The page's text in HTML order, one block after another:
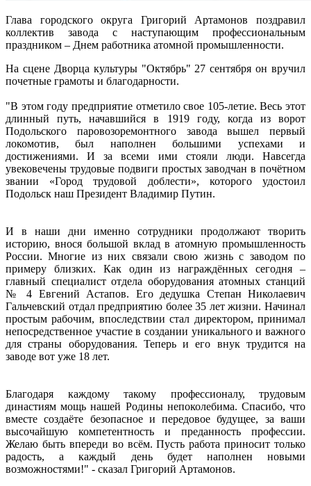
Глава городского округа Григорий Артамонов поздравил
коллектив завода с наступающим профессиональным
праздником – Днем работника атомной промышленности.
На сцене Дворца культуры "Октябрь" 27 сентября он вручил
почетные грамоты и благодарности.
"В этом году предприятие отметило свое 105-летие. Весь этот
длинный путь, начавшийся в 1919 году, когда из ворот
Подольского паровозоремонтного завода вышел первый
локомотив, был наполнен большими успехами и
достижениями. И за всеми ими стояли люди. Навсегда
увековечены трудовые подвиги простых заводчан в почётном
звании «Город трудовой доблести», которого удостоил
Подольск наш Президент Владимир Путин.
И в наши дни именно сотрудники продолжают творить
историю, внося большой вклад в атомную промышленность
России. Многие из них связали свою жизнь с заводом по
примеру близких. Как один из награждённых сегодня –
главный специалист отдела оборудования атомных станций
№ 4 Евгений Астапов. Его дедушка Степан Николаевич
Гальчевский отдал предприятию более 35 лет жизни. Начинал
простым рабочим, впоследствии стал директором, принимал
непосредственное участие в создании уникального и важного
для страны оборудования. Теперь и его внук трудится на
заводе вот уже 18 лет.
Благодаря каждому такому профессионалу, трудовым
династиям мощь нашей Родины непоколебима. Спасибо, что
вместе создаёте безопасное и передовое будущее, за ваши
высочайшую компетентность и преданность профессии.
Желаю быть впереди во всём. Пусть работа приносит только
радость, а каждый день будет наполнен новыми
возможностями!" - сказал Григорий Артамонов.